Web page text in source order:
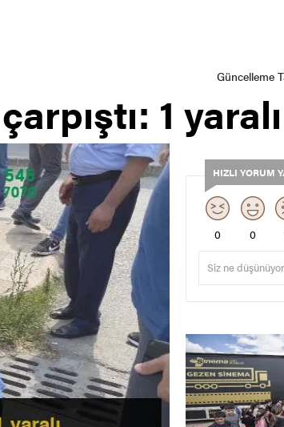
Güncelleme
1 yaralı
HIZLI YORUM
0 0